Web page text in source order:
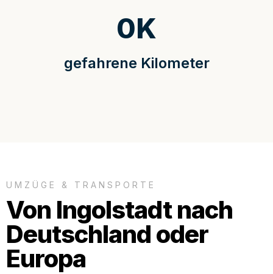
gefahrene Kilometer
0K
UMZÜGE & TRANSPORTE
Von Ingolstadt nach
Deutschland oder
Europa